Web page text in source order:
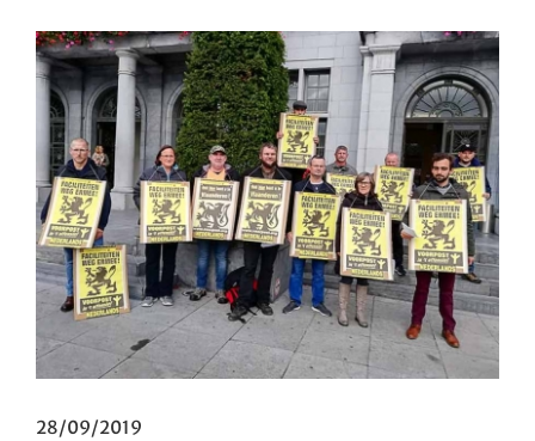
Bekijk
grotere
afbeelding
28/09/2019